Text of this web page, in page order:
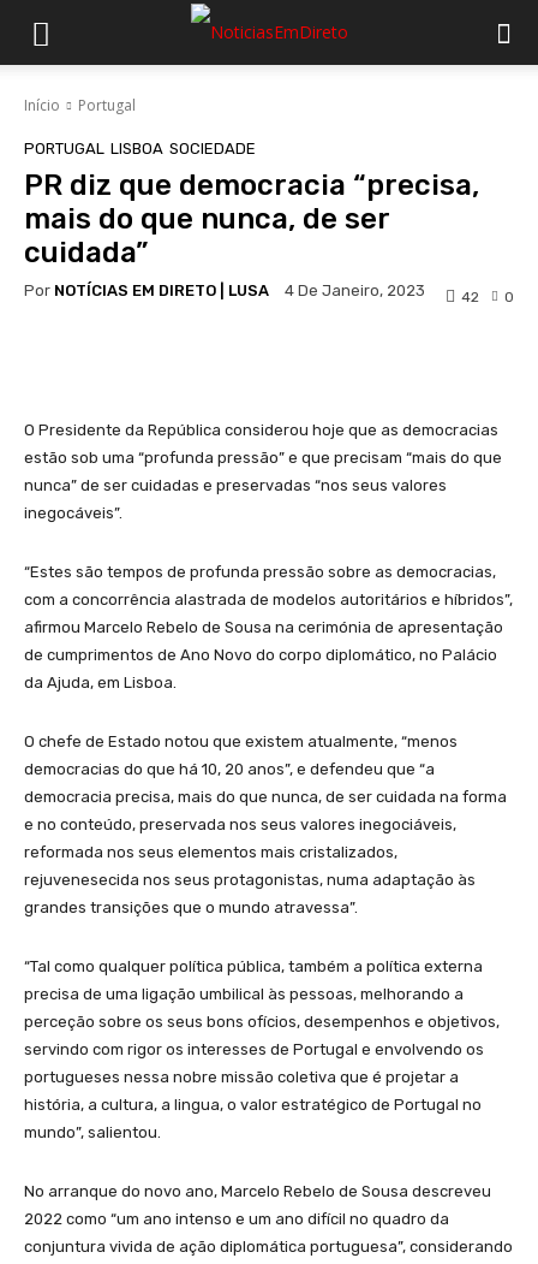
Início Portugal
PORTUGAL LISBOA SOCIEDADE
PR diz que democracia “precisa,
mais do que nunca, de ser
cuidada”
Por NOTÍCIAS EM DIRETO | LUSA 4 De Janeiro, 2023 0
42
O Presidente da República considerou hoje que as democracias
estão sob uma “profunda pressão” e que precisam “mais do que
nunca” de ser cuidadas e preservadas “nos seus valores
inegocáveis”.
“Estes são tempos de profunda pressão sobre as democracias,
com a concorrência alastrada de modelos autoritários e híbridos”,
afirmou Marcelo Rebelo de Sousa na cerimónia de apresentação
de cumprimentos de Ano Novo do corpo diplomático, no Palácio
da Ajuda, em Lisboa.
O chefe de Estado notou que existem atualmente, “menos
democracias do que há 10, 20 anos”, e defendeu que “a
democracia precisa, mais do que nunca, de ser cuidada na forma
e no conteúdo, preservada nos seus valores inegociáveis,
reformada nos seus elementos mais cristalizados,
rejuvenesecida nos seus protagonistas, numa adaptação às
grandes transições que o mundo atravessa”.
“Tal como qualquer política pública, também a política externa
precisa de uma ligação umbilical às pessoas, melhorando a
perceção sobre os seus bons ofícios, desempenhos e objetivos,
servindo com rigor os interesses de Portugal e envolvendo os
portugueses nessa nobre missão coletiva que é projetar a
história, a cultura, a lingua, o valor estratégico de Portugal no
mundo”, salientou.
No arranque do novo ano, Marcelo Rebelo de Sousa descreveu
2022 como “um ano intenso e um ano difícil no quadro da
conjuntura vivida de ação diplomática portuguesa”, considerando